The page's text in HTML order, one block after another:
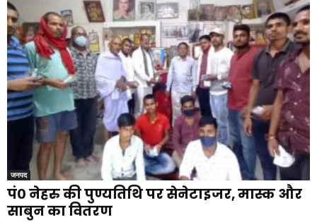
जनपद
पं० नेहरु की पुण्यतिथि पर सेनेटाइजर, मास्क और
साबुन का वितरण